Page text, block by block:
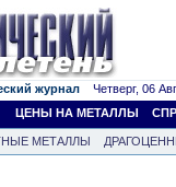
журнал Четверг, 06
ЦЕНЫ НА МЕТАЛЛЫ
МЕТАЛЛЫ